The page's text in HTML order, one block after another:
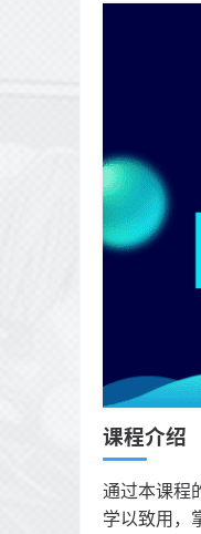
课程介绍
通过本课程
学以致用，